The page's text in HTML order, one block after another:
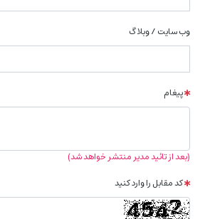
وب سایت / وبلاگ
پیغام
(بعد از تائید مدیر منتشر خواهد شد)
کد مقابل را وارد کنید